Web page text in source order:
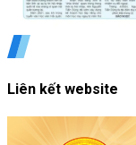
Liên kết website